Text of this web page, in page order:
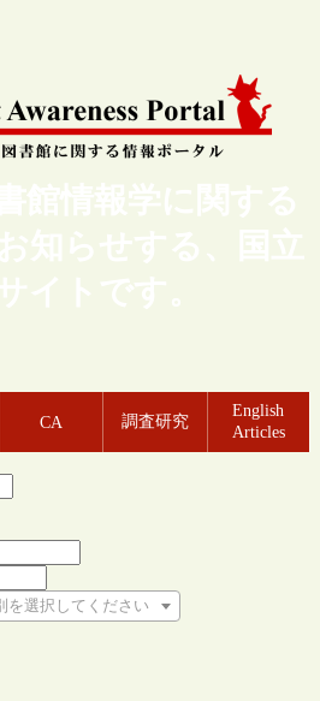
館情報学に関する
知らせする、国立
イトです。
CA 調査研究
English
Articles
を選択してください
ください